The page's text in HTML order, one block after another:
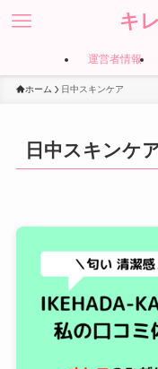
キ
運営者情報
ホーム 日中スキンケア
日中スキンケ